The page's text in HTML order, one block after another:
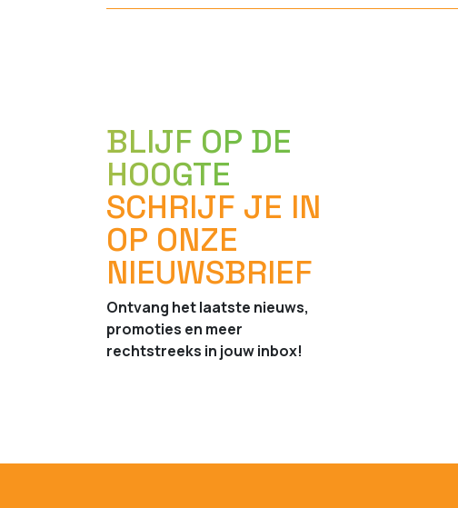
BLIJF OP DE
HOOGTE
SCHRIJF JE IN
OP ONZE
NIEUWSBRIEF
Ontvang het laatste nieuws,
promoties en meer
rechtstreeks in jouw inbox!